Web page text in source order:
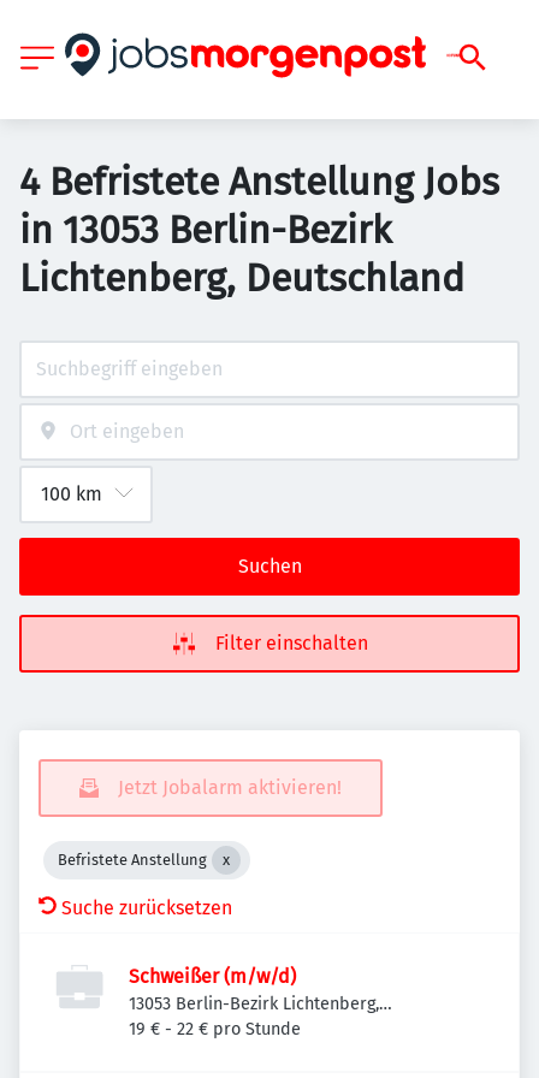
4 Befristete Anstellung Jobs
in 13053 Berlin-Bezirk
Lichtenberg, Deutschland
Suchen
Filter einschalten
Jetzt Jobalarm aktivieren!
Befristete Anstellung
Suche zurücksetzen
Schweißer (m/w/d)
13053 Berlin-Bezirk Lichtenberg,
Deutschland
19 € - 22 € pro Stunde